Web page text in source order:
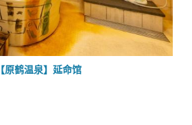
【原鹤温泉】延命馆